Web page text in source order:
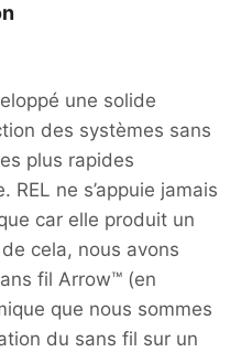
une solide
des systèmes sans
plus rapides
REL ne s’appuie jamais
car elle produit un
cela, nous avons
fil Arrow™ (en
que nous sommes
du sans fil sur un